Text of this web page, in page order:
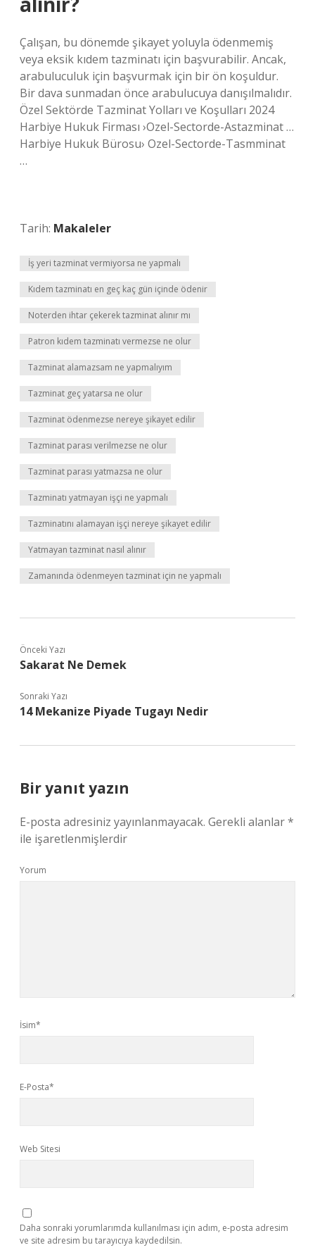
Çalışan, bu dönemde şikayet yoluyla ödenmemiş
veya eksik kıdem tazminatı için başvurabilir. Ancak,
arabuluculuk için başvurmak için bir ön koşuldur.
Bir dava sunmadan önce arabulucuya danışılmalıdır.
Özel Sektörde Tazminat Yolları ve Koşulları 2024
Harbiye Hukuk Firması ›Ozel-Sectorde-Astazminat …
Harbiye Hukuk Bürosu› Ozel-Sectorde-Tasmminat
…
Tarih: Makaleler
İş yeri tazminat vermiyorsa ne yapmalı
Kıdem tazminatı en geç kaç gün içinde ödenir
Noterden ihtar çekerek tazminat alınır mı
Patron kıdem tazminatı vermezse ne olur
Tazminat alamazsam ne yapmalıyım
Tazminat geç yatarsa ne olur
Tazminat ödenmezse nereye şikayet edilir
Tazminat parası verilmezse ne olur
Tazminat parası yatmazsa ne olur
Tazminatı yatmayan işçi ne yapmalı
Tazminatını alamayan işçi nereye şikayet edilir
Yatmayan tazminat nasıl alınır
Zamanında ödenmeyen tazminat için ne yapmalı
Önceki Yazı
Sakarat Ne Demek
Sonraki Yazı
14 Mekanize Piyade Tugayı Nedir
Bir yanıt yazın
E-posta adresiniz yayınlanmayacak. Gerekli alanlar*
ile işaretlenmişlerdir
Yorum
İsim*
E-Posta*
Web Sitesi
Daha sonraki yorumlarımda kullanılması için adım, e-posta adresim
ve site adresim bu tarayıcıya kaydedilsin.